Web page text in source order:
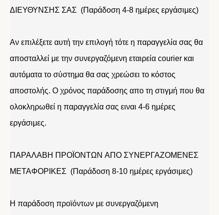
ΔΙΕΥΘΥΝΣΗΣ ΣΑΣ (Παράδοση 4-8 ημέρες εργάσιμες)
Αν επιλέξετε αυτή την επιλογή τότε η παραγγελία σας θα
αποσταλλεί με την συνεργαζόμενη εταιρεία courier και
αυτόματα το σύστημα θα σας χρεώσει το κόστος
αποστολής. Ο χρόνος παράδοσης απο τη στιγμή που θα
ολοκληρωθεί η παραγγελία σας ειναι 4-6 ημέρες
εργάσιμες.
ΠΑΡΑΛΑΒΗ ΠΡΟΪΟΝΤΩΝ ΑΠΟ ΣΥΝΕΡΓΑΖΟΜΕΝΕΣ
ΜΕΤΑΦΟΡΙΚΕΣ (Παράδοση 8-10 ημέρες εργάσιμες)
Η παράδοση προϊόντων με συνεργαζόμενη